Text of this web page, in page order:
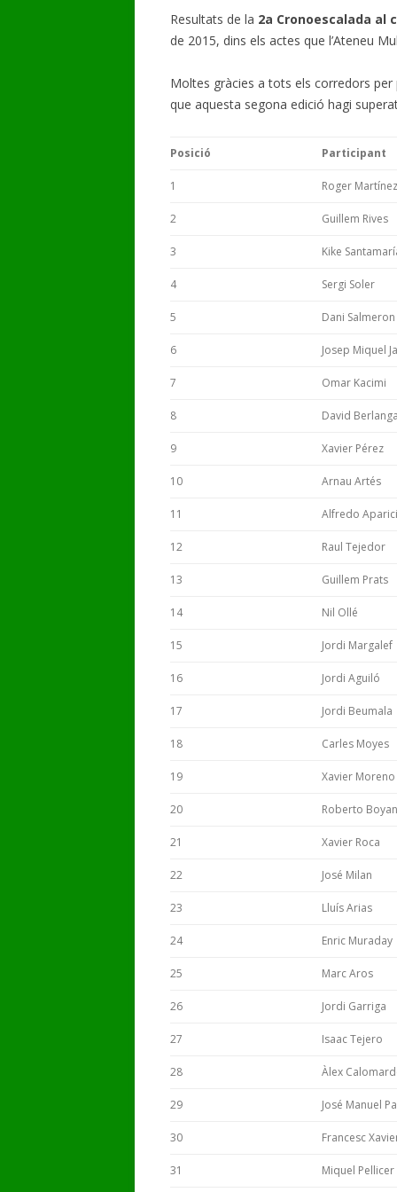
GALERIA DE VÍDEOS
Resultats de la 2a Cronoescalada al
de 2015, dins els actes que l’Ateneu
Moltes gràcies a tots els corredors
que aquesta segona edició hagi
Posició Participant
1 Roger Martínez
2 Guillem Rives
3 Kike
4 Sergi Soler
5 Dani Salmeron
6 Josep Miquel
7 Omar Kacimi
8 David Berlanga
9 Xavier Pérez
10 Arnau Artés
11 Alfredo
12 Raul Tejedor
13 Guillem Prats
14 Nil Ollé
15 Jordi Margalef
16 Jordi Aguiló
17 Jordi Beumala
18 Carles Moyes
19 Xavier Moreno
20 Roberto
21 Xavier Roca
22 José Milan
23 Lluís Arias
24 Enric Muraday
25 Marc Aros
26 Jordi Garriga
27 Isaac Tejero
28 Àlex
29 José Manuel
30 Francesc
31 Miquel Pellicer